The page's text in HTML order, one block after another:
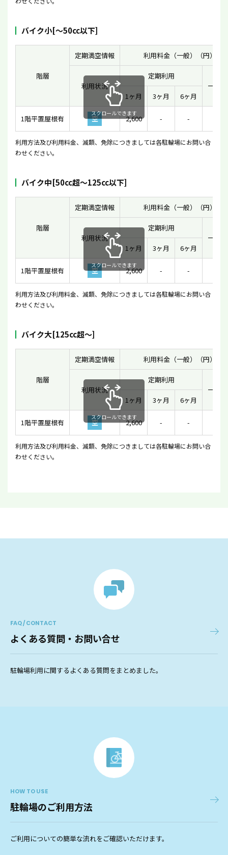
バイク小[〜50cc以下]
階層
定期満空情報 利用料金（一般）（円）
利用状況
定期利用
一時
1ヶ月
3ヶ月 6ヶ月
1階平置屋根有 空 2,600 - -
スクロールできます
利用方法及び利用料金、減額、免除につきましては各駐輪場にお問い合
わせください。
バイク中[50cc超〜125cc以下]
階層
定期満空情報 利用料金（一般）（円）
利用状況
定期利用
一時
1ヶ月
3ヶ月 6ヶ月
1階平置屋根有 空 2,600 - -
スクロールできます
利用方法及び利用料金、減額、免除につきましては各駐輪場にお問い合
わせください。
バイク大[125cc超〜]
階層
定期満空情報 利用料金（一般）（円）
利用状況
定期利用
一時
1ヶ月
3ヶ月 6ヶ月
1階平置屋根有 空 2,600 - -
スクロールできます
利用方法及び利用料金、減額、免除につきましては各駐輪場にお問い合
わせください。
FAQ / CONTACT
よくある質問・お問い合せ
駐輪場利用に関するよくある質問をまとめました。
HOW TO USE
駐輪場のご利用方法
ご利用についての簡単な流れをご確認いただけます。